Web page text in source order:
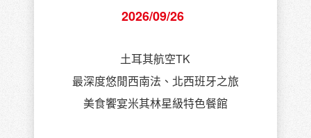
2026/09/26
土耳其航空TK
最深度悠閒西南法、北西班牙之旅
美食饗宴米其林星級特色餐館